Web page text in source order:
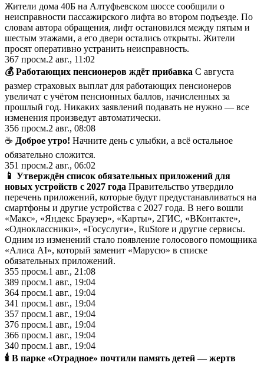
Жители дома 40Б на Алтуфьевском шоссе сообщили о
неисправности пассажирского лифта во втором подъезде. По
словам автора обращения, лифт остановился между пятым и
шестым этажами, а его двери остались открыты. Жители
просят оперативно устранить неисправность.
367 просм.2 авг., 11:02
💰 Работающих пенсионеров ждёт прибавка С августа
размер страховых выплат для работающих пенсионеров
увеличат с учётом пенсионных баллов, начисленных за
прошлый год. Никаких заявлений подавать не нужно — все
изменения произведут автоматически.
356 просм.2 авг., 08:08
☕ Доброе утро! Начните день с улыбки, а всё остальное
обязательно сложится.
351 просм.2 авг., 06:02
📱 Утверждён список обязательных приложений для
новых устройств с 2027 года Правительство утвердило
перечень приложений, которые будут предустанавливаться на
смартфоны и другие устройства с 2027 года. В него вошли
«Макс», «Яндекс Браузер», «Карты», 2ГИС, «ВКонтакте»,
«Одноклассники», «Госуслуги», RuStore и другие сервисы.
Одним из изменений стало появление голосового помощника
«Алиса AI», который заменит «Марусю» в списке
обязательных приложений.
355 просм.1 авг., 21:08
389 просм.1 авг., 19:04
364 просм.1 авг., 19:04
341 просм.1 авг., 19:04
357 просм.1 авг., 19:04
376 просм.1 авг., 19:04
366 просм.1 авг., 19:04
340 просм.1 авг., 19:04
🕯 В парке «Отрадное» почтили память детей — жертв